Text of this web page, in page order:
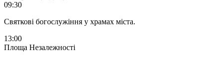
09:30
Святкові богослужіння у храмах міста.
13:00
Площа Незалежності